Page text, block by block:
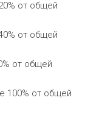
от общей
от общей
от общей
100% от общей